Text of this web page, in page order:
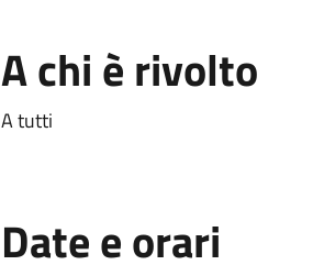
A chi è rivolto
A tutti
Date e orari